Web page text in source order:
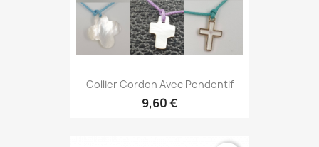
Collier Cordon Avec Pendentif
9,60 €